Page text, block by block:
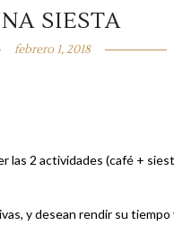
SIESTA
febrero 1, 2018
las 2 actividades (café +
y desean rendir su tiempo